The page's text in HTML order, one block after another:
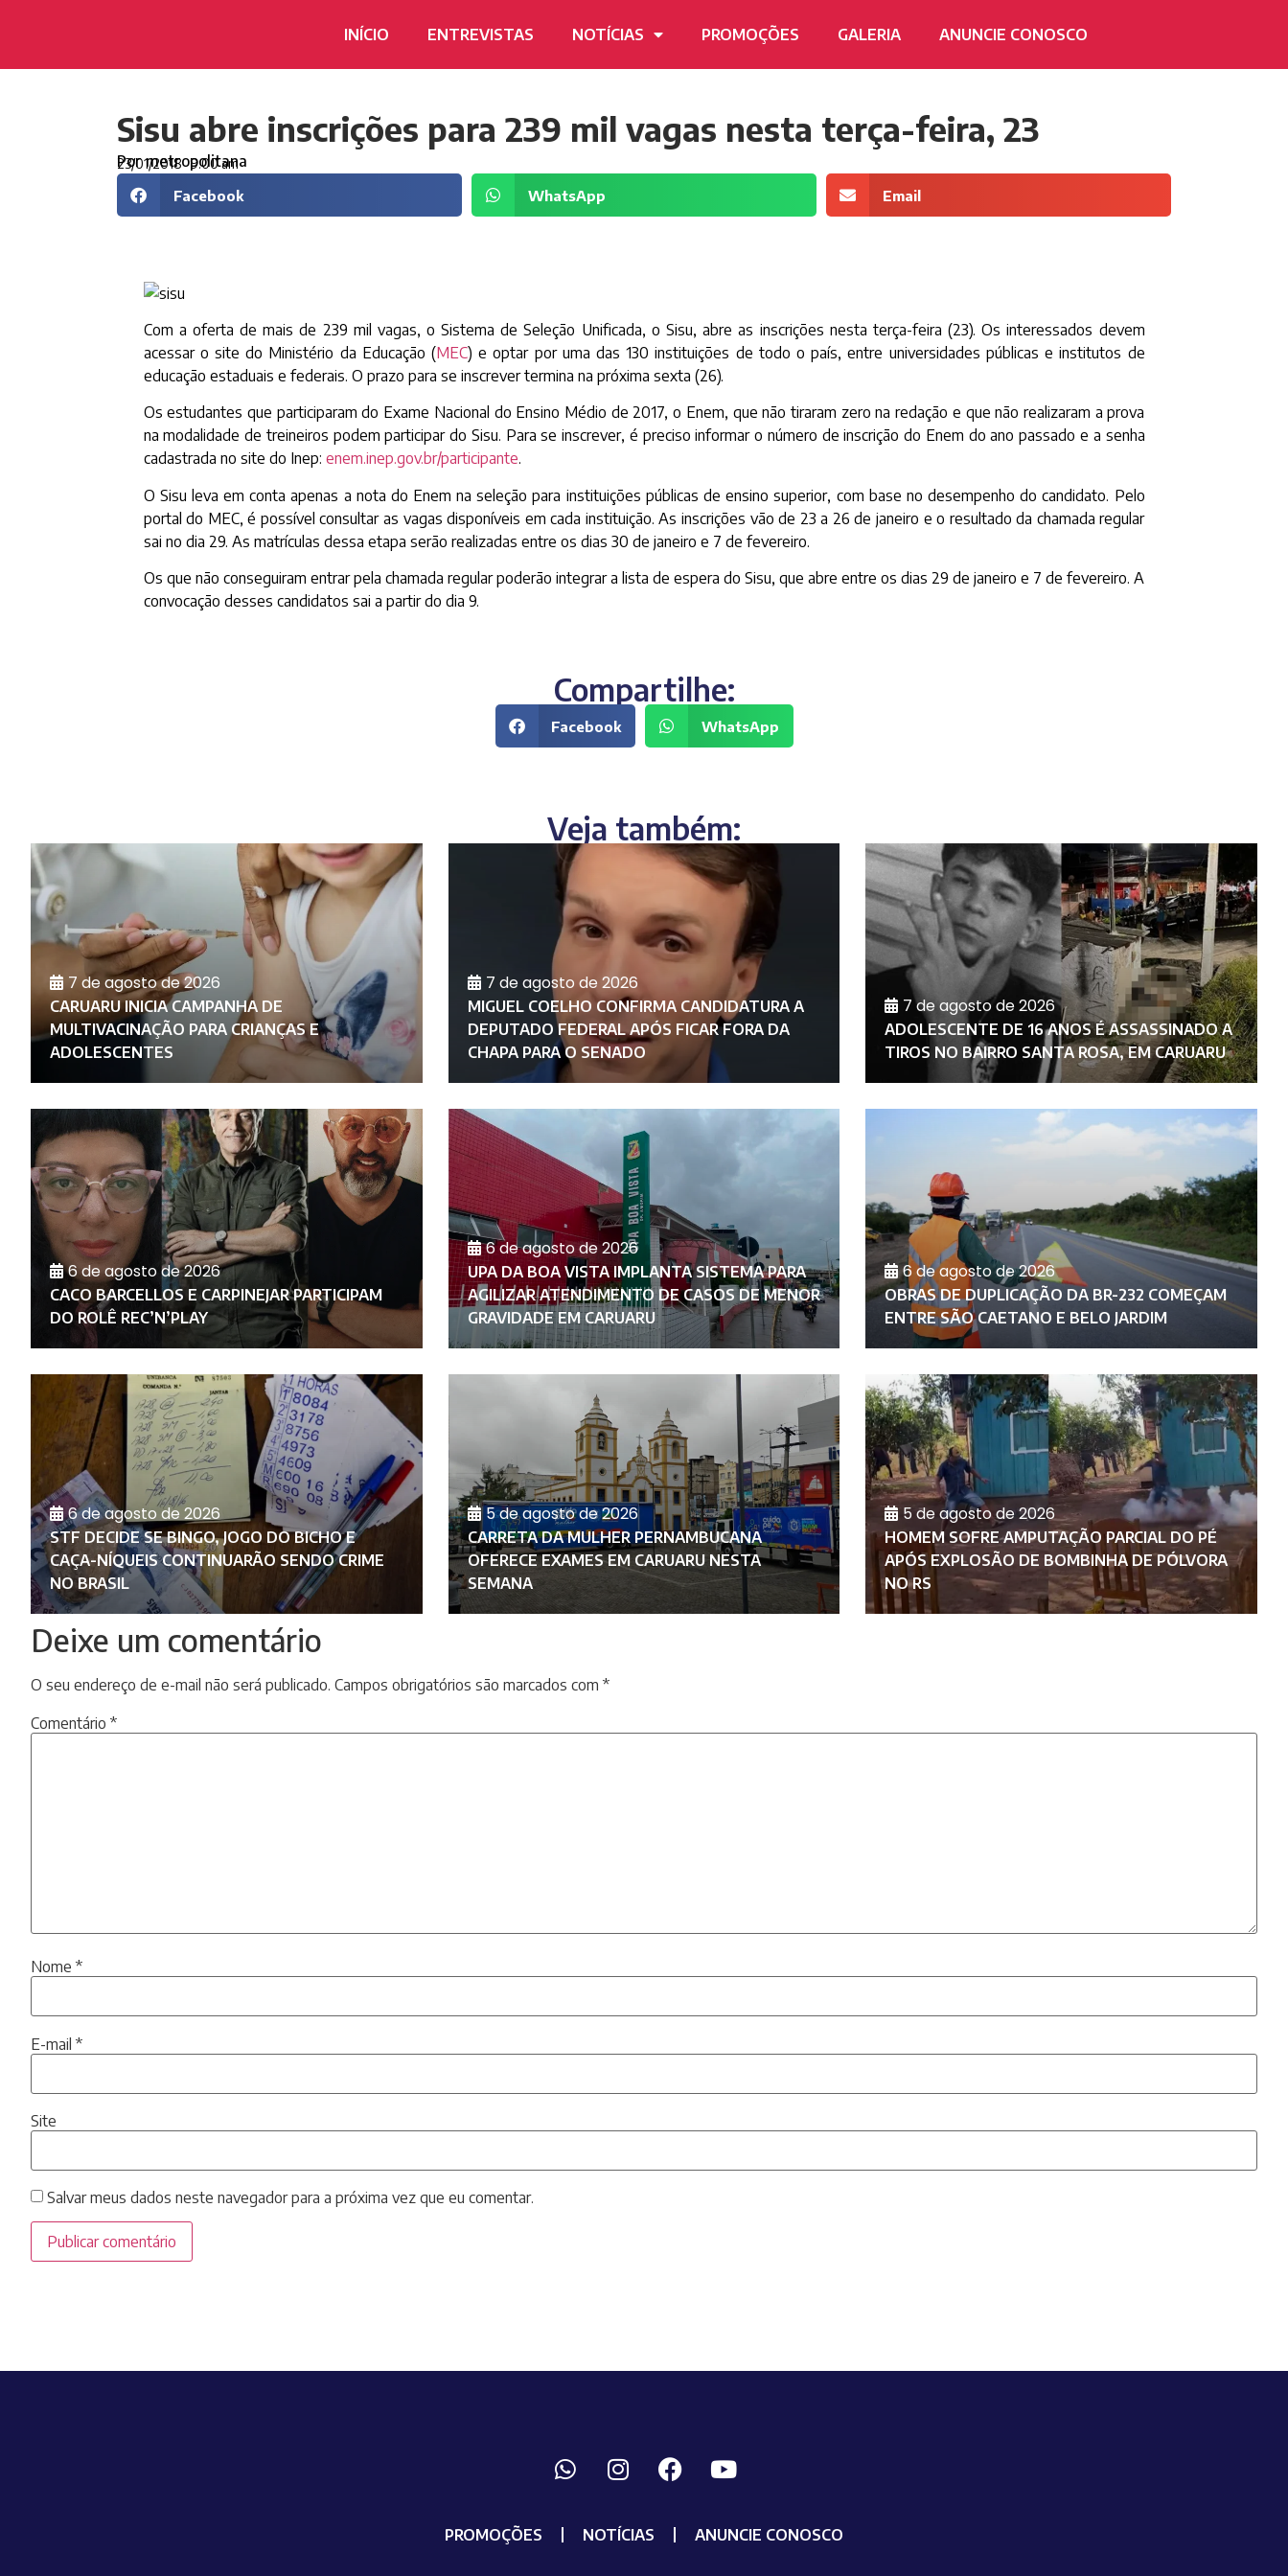
INÍCIO ENTREVISTAS NOTÍCIAS PROMOÇÕES GALERIA ANUNCIE CONOSCO
Sisu abre inscrições para 239 mil vagas nesta terça-feira, 23
Pormetropolitana
23/01/2018 9:00 am
Facebook WhatsApp Email
Com a oferta de mais de 239 mil vagas, o Sistema de Seleção Unificada, o Sisu, abre as inscrições nesta terça-feira (23). Os interessados devem
acessar o site do Ministério da Educação (MEC) e optar por uma das 130 instituições de todo o país, entre universidades públicas e institutos de
educação estaduais e federais. O prazo para se inscrever termina na próxima sexta (26).
Os estudantes que participaram do Exame Nacional do Ensino Médio de 2017, o Enem, que não tiraram zero na redação e que não realizaram a prova
na modalidade de treineiros podem participar do Sisu. Para se inscrever, é preciso informar o número de inscrição do Enem do ano passado e a senha
cadastrada no site do Inep: enem.inep.gov.br/participante.
O Sisu leva em conta apenas a nota do Enem na seleção para instituições públicas de ensino superior, com base no desempenho do candidato. Pelo
portal do MEC, é possível consultar as vagas disponíveis em cada instituição. As inscrições vão de 23 a 26 de janeiro e o resultado da chamada regular
sai no dia 29. As matrículas dessa etapa serão realizadas entre os dias 30 de janeiro e 7 de fevereiro.
Os que não conseguiram entrar pela chamada regular poderão integrar a lista de espera do Sisu, que abre entre os dias 29 de janeiro e 7 de fevereiro. A
convocação desses candidatos sai a partir do dia 9.
Compartilhe:
Facebook WhatsApp
Veja também:
7 de agosto de 2026
CARUARU INICIA CAMPANHA DE
MULTIVACINAÇÃO PARA CRIANÇAS E
ADOLESCENTES
7 de agosto de 2026
MIGUEL COELHO CONFIRMA CANDIDATURA A
DEPUTADO FEDERAL APÓS FICAR FORA DA
CHAPA PARA O SENADO
7 de agosto de 2026
ADOLESCENTE DE 16 ANOS É ASSASSINADO A
TIROS NO BAIRRO SANTA ROSA, EM CARUARU
6 de agosto de 2026
CACO BARCELLOS E CARPINEJAR PARTICIPAM
DO ROLÊ REC’N’PLAY
6 de agosto de 2026
UPA DA BOA VISTA IMPLANTA SISTEMA PARA
AGILIZAR ATENDIMENTO DE CASOS DE MENOR
GRAVIDADE EM CARUARU
6 de agosto de 2026
OBRAS DE DUPLICAÇÃO DA BR-232 COMEÇAM
ENTRE SÃO CAETANO E BELO JARDIM
6 de agosto de 2026
STF DECIDE SE BINGO, JOGO DO BICHO E
CAÇA-NÍQUEIS CONTINUARÃO SENDO CRIME
NO BRASIL
5 de agosto de 2026
CARRETA DA MULHER PERNAMBUCANA
OFERECE EXAMES EM CARUARU NESTA
SEMANA
5 de agosto de 2026
HOMEM SOFRE AMPUTAÇÃO PARCIAL DO PÉ
APÓS EXPLOSÃO DE BOMBINHA DE PÓLVORA
NO RS
Deixe um comentário
O seu endereço de e-mail não será publicado. Campos obrigatórios são marcados com *
Comentário *
Nome *
E-mail *
Site
Salvar meus dados neste navegador para a próxima vez que eu comentar.
PROMOÇÕES NOTÍCIAS ANUNCIE CONOSCO